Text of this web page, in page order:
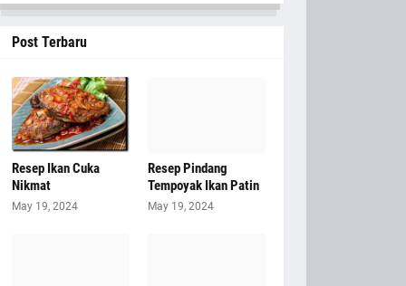
Post Terbaru
Resep Ikan Cuka
Nikmat
May 19, 2024
Resep Pindang
Tempoyak Ikan Patin
May 19, 2024